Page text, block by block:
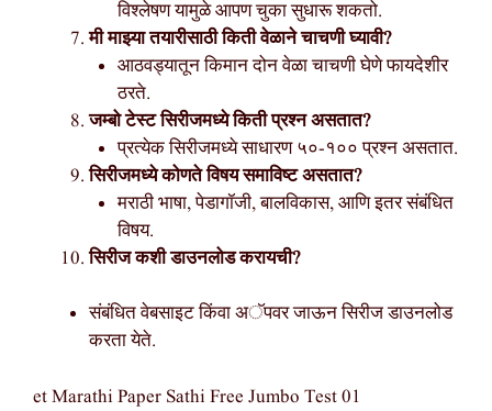
विश्लेषण यामुळे आपण चुका सुधारू शकतो.
मी माझ्या तयारीसाठी किती वेळाने चाचणी घ्यावी?
आठवड्यातून किमान दोन वेळा चाचणी घेणे फायदेशीर
ठरते.
जम्बो टेस्ट सिरीजमध्ये किती प्रश्न असतात?
प्रत्येक सिरीजमध्ये साधारण ५०-१०० प्रश्न असतात.
सिरीजमध्ये कोणते विषय समाविष्ट असतात?
मराठी भाषा, पेडागॉजी, बालविकास, आणि इतर संबंधित
विषय.
सिरीज कशी डाउनलोड करायची?
संबंधित वेबसाइट किंवा अॅपवर जाऊन सिरीज डाउनलोड
करता येते.
et Marathi Paper Sathi Free Jumbo Test 01